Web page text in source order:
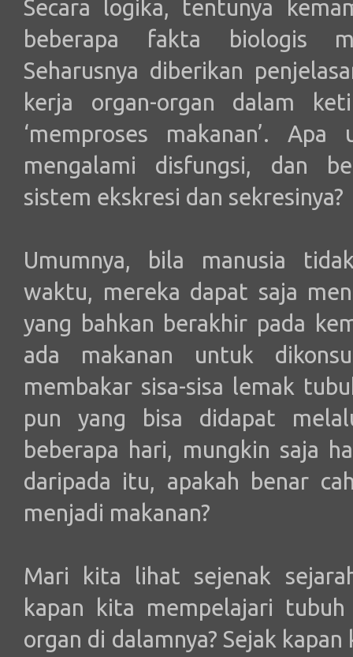
Secara logika, tentunya
beberapa fakta biologis
Seharusnya diberikan
kerja organ-organ dalam
‘memproses makanan’.
mengalami disfungsi, dan
sistem ekskresi dan sekresinya?
Umumnya, bila manusia
waktu, mereka dapat saja
yang bahkan berakhir pada
ada makanan untuk
membakar sisa-sisa lemak
pun yang bisa didapat
beberapa hari, mungkin saja
daripada itu, apakah benar
menjadi makanan?
Mari kita lihat sejenak
kapan kita mempelajari
organ di dalamnya? Sejak